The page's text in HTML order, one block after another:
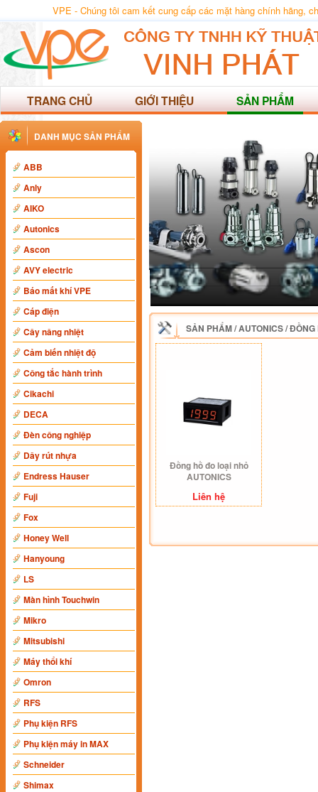
VPE - Chúng tôi cam kết cung cấp các mặt hàng chính hãng,
TRANG CHỦ GIỚI THIỆU SẢN PHẨM
DANH MỤC SẢN PHẨM
ABB
Anly
AIKO
Autonics
Ascon
AVY electric
Báo mất khí VPE
Cáp điện
Cây nâng nhiệt
Cảm biến nhiệt độ
Công tắc hành trình
Cikachi
DECA
Đèn công nghiệp
Dây rút nhựa
Endress Hauser
Fuji
Fox
Honey Well
Hanyoung
LS
Màn hình Touchwin
Mikro
Mitsubishi
Máy thổi khí
Omron
RFS
Phụ kiện RFS
Phụ kiện máy in MAX
Schneider
Shimax
SẢN PHẨM/AUTONICS/ĐỒNG
Đồng hồ đo loại nhỏ
AUTONICS
Liên hệ